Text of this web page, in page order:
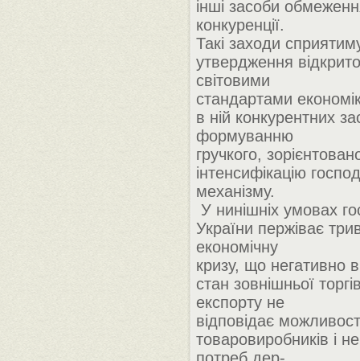
інші засоби
конкуренції.
Такі заходи
утвердження
світовими
стандартами
в ній конкурентних
формуванню
гручкого,
інтенсифікацію
механізму.
У нинішніх умовах
України пержіває
економічну
кризу, що негативно
стан зовнішньої
експорту не
відповідає
товаровиробників і